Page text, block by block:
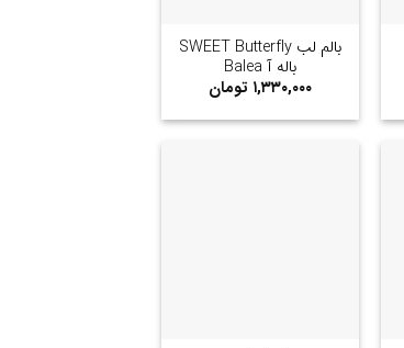
بالم لب SWEET Butterfly
باله آ Balea
۱,۳۳۰,۰۰۰ تومان